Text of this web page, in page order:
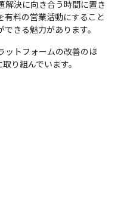
解決に向き合う時間に置き
有料の営業活動にすること
きる魅力があります。
ットフォームの改善のほ
り組んでいます。